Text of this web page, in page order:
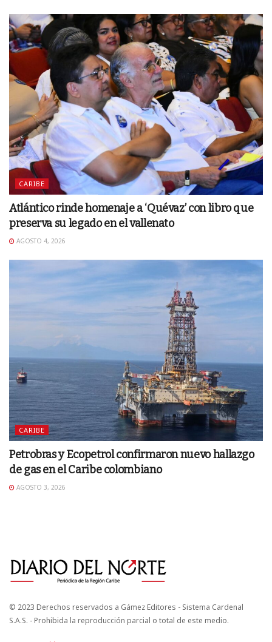
CARIBE
Atlántico rinde homenaje a ‘Quévaz’ con libro que
preserva su legado en el vallenato
AGOSTO 4, 2026
CARIBE
Petrobras y Ecopetrol confirmaron nuevo hallazgo
de gas en el Caribe colombiano
AGOSTO 3, 2026
© 2023 Derechos reservados a Gámez Editores - Sistema Cardenal
S.A.S. - Prohibida la reproducción parcial o total de este medio.